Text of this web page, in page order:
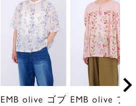
EMB olive ゴブ EMB olive プル